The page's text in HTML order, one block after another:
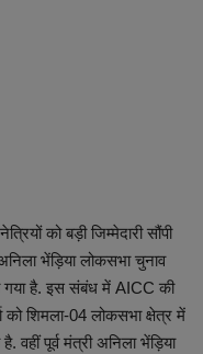
को बड़ी जिम्मेदारी सौंपी
भेंड़िया लोकसभा चुनाव
गया है. इस संबंध में AICC की
को शिमला-04 लोकसभा क्षेत्र में
वहीं पूर्व मंत्री अनिला भेंड़िया